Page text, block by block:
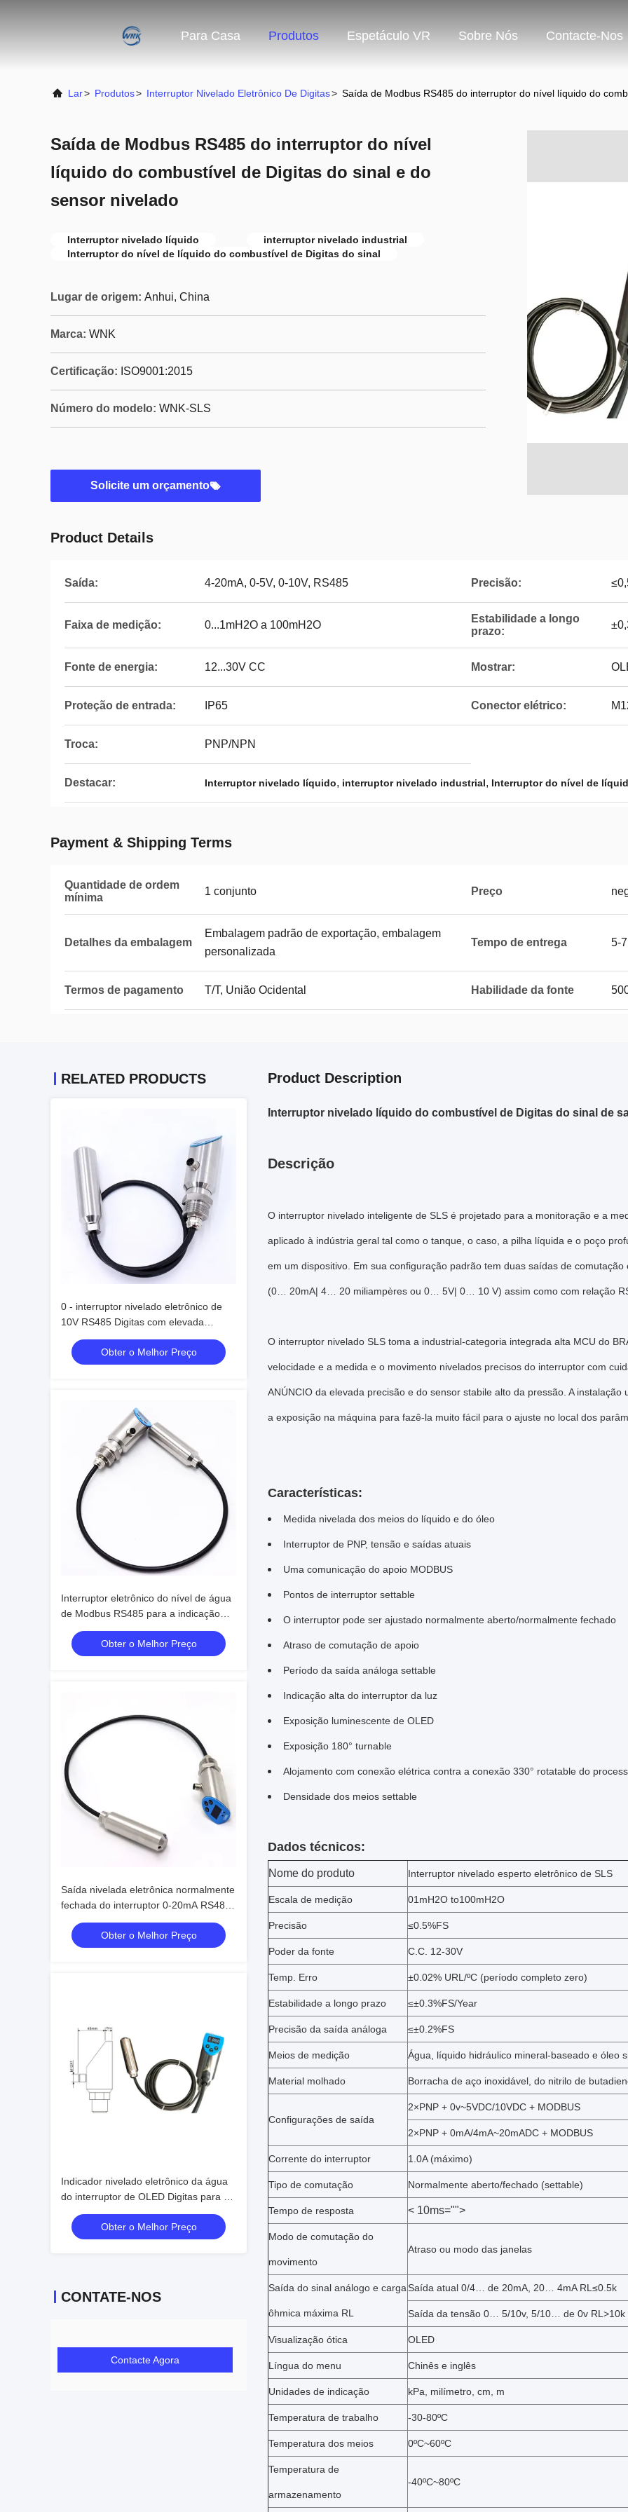
Para Casa Produtos Espetáculo VR Sobre Nós Contacte-Nos
Lar> Produtos> Interruptor Nivelado Eletrônico De Digitas> Saída de Modbus RS485 do interruptor do nível líquido do
Saída de Modbus RS485 do interruptor do nível
líquido do combustível de Digitas do sinal e do
sensor nivelado
Interruptor nivelado líquido
interruptor nivelado industrial
Interruptor do nível de líquido do combustível de Digitas do sinal
Lugar de origem: Anhui, China
Marca: WNK
Certificação: ISO9001:2015
Número do modelo: WNK-SLS
Solicite um orçamento
Product Details
Saída: 4-20mA, 0-5V, 0-10V, RS485 Precisão:
Faixa de medição: 0...1mH2O a 100mH2O
Estabilidade a longo
prazo:
Fonte de energia: 12...30V CC Mostrar:
Proteção de entrada: IP65 Conector elétrico:
Troca: PNP/NPN
Destacar: Interruptor nivelado líquido, interruptor nivelado industrial, Interruptor do nível de
Payment & Shipping Terms
Quantidade de ordem
mínima
1 conjunto Preço
Detalhes da embalagem
Embalagem padrão de exportação, embalagem
personalizada
Tempo de entrega 5-
Termos de pagamento T/T, União Ocidental Habilidade da fonte
RELATED PRODUCTS
0 - interruptor nivelado eletrônico de
10V RS485 Digitas com elevada
precisão do indicador de OLED
Obter o Melhor Preço
Interruptor eletrônico do nível de água
de Modbus RS485 para a indicação
alta do interruptor da luz do tanque de
água
Obter o Melhor Preço
Saída nivelada eletrônica normalmente
fechada do interruptor 0-20mA RS485
de RS485 Digitas
Obter o Melhor Preço
Indicador nivelado eletrônico da água
do interruptor de OLED Digitas para o
líquido hidráulico
Obter o Melhor Preço
CONTATE-NOS
Contacte Agora
Product Description
Interruptor nivelado líquido do combustível de Digitas do sinal de
Descrição
O interruptor nivelado inteligente de SLS é projetado para a monitoração e a
aplicado à indústria geral tal como o tanque, o caso, a pilha líquida e o poço
em um dispositivo. Em sua configuração padrão tem duas saídas de
(0… 20mA| 4… 20 miliampères ou 0… 5V| 0… 10 V) assim como com relação
O interruptor nivelado SLS toma a industrial-categoria integrada alta MCU do
velocidade e a medida e o movimento nivelados precisos do interruptor com
ANÚNCIO da elevada precisão e do sensor stabile alto da pressão. A
a exposição na máquina para fazê-la muito fácil para o ajuste no local dos
Características:
Medida nivelada dos meios do líquido e do óleo
Interruptor de PNP, tensão e saídas atuais
Uma comunicação do apoio MODBUS
Pontos de interruptor settable
O interruptor pode ser ajustado normalmente aberto/normalmente fechado
Atraso de comutação de apoio
Período da saída análoga settable
Indicação alta do interruptor da luz
Exposição luminescente de OLED
Exposição 180° turnable
Alojamento com conexão elétrica contra a conexão 330° rotatable do
Densidade dos meios settable
Dados técnicos:
Nome do produto Interruptor nivelado esperto eletrônico de SLS
Escala de medição 01mH2O to100mH2O
Precisão ≤0.5%FS
Poder da fonte C.C. 12-30V
Temp. Erro ±0.02% URL/ºC (período completo zero)
Estabilidade a longo prazo ≤±0.3%FS/Year
Precisão da saída análoga ≤±0.2%FS
Meios de medição Água, líquido hidráulico mineral-baseado e óleo
Material molhado Borracha de aço inoxidável, do nitrilo de
Configurações de saída
2×PNP + 0v~5VDC/10VDC + MODBUS
2×PNP + 0mA/4mA~20mADC + MODBUS
Corrente do interruptor 1.0A (máximo)
Tipo de comutação Normalmente aberto/fechado (settable)
Tempo de resposta < 10ms="">
Modo de comutação do
movimento
Atraso ou modo das janelas
Saída do sinal análogo e carga
ôhmica máxima RL
Saída atual 0/4… de 20mA, 20… 4mA RL≤0.5k
Saída da tensão 0… 5/10v, 5/10… de 0v RL>10k
Visualização ótica OLED
Língua do menu Chinês e inglês
Unidades de indicação kPa, milímetro, cm, m
Temperatura de trabalho -30-80ºC
Temperatura dos meios 0ºC~60ºC
Temperatura de
armazenamento
-40ºC~80ºC